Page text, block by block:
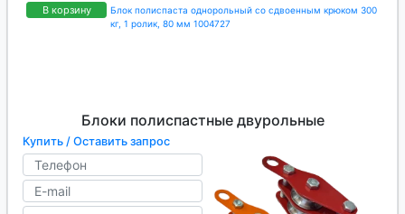
В корзину
Блок полиспаста однорольный со сдвоенным крюком 300
кг, 1 ролик, 80 мм 1004727
Блоки полиспастные двурольные
Купить / Оставить запрос